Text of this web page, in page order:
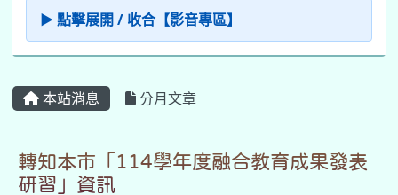
▶ 點擊展開 / 收合【影音專區】
本站消息 分月文章
轉知本市「114學年度融合教育成果發表
研習」資訊